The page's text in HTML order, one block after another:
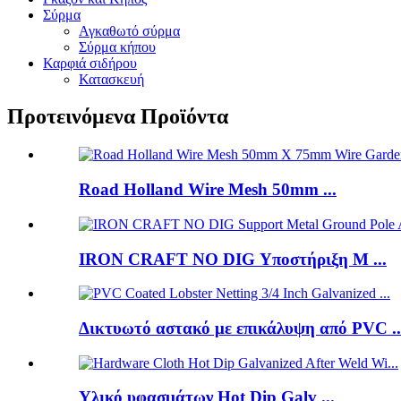
Σύρμα
Αγκαθωτό σύρμα
Σύρμα κήπου
Καρφιά σιδήρου
Κατασκευή
Προτεινόμενα Προϊόντα
Road Holland Wire Mesh 50mm ...
IRON CRAFT NO DIG Υποστήριξη M ...
Δικτυωτό αστακό με επικάλυψη από PVC